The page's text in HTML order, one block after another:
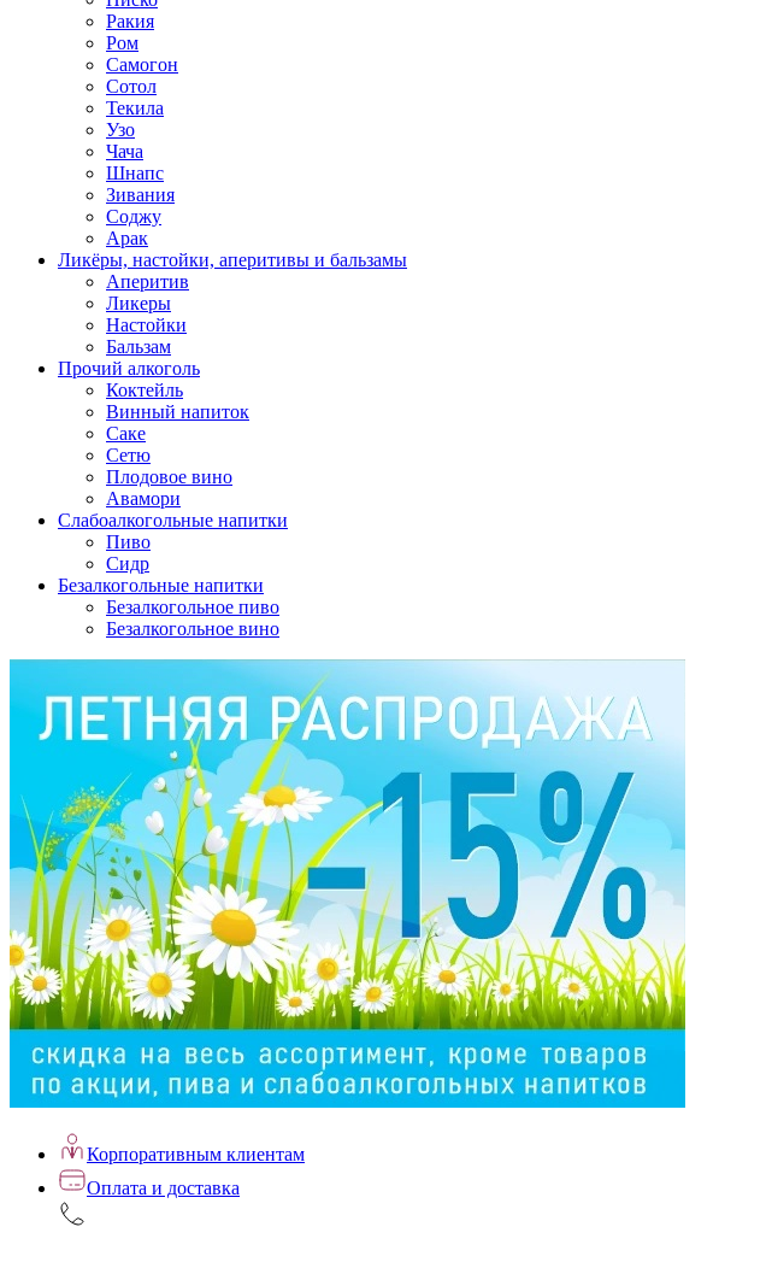
Ракия
Ром
Самогон
Сотол
Текила
Узо
Чача
Шнапс
Зивания
Соджу
Арак
Ликёры, настойки, аперитивы и бальзамы
Аперитив
Ликеры
Настойки
Бальзам
Прочий алкоголь
Коктейль
Винный напиток
Саке
Сетю
Плодовое вино
Авамори
Слабоалкогольные напитки
Пиво
Сидр
Безалкогольные напитки
Безалкогольное пиво
Безалкогольное вино
Корпоративным клиентам
Оплата и доставка